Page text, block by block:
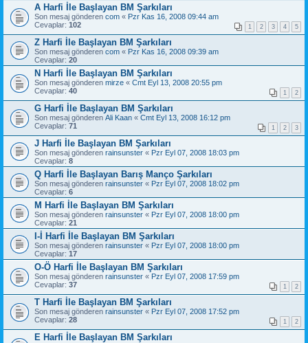
A Harfi İle Başlayan BM Şarkıları
Son mesaj gönderen com « Pzr Kas 16, 2008 09:44 am
Cevaplar: 102 1 2 3 4 5
Z Harfi İle Başlayan BM Şarkıları
Son mesaj gönderen com « Pzr Kas 16, 2008 09:39 am
Cevaplar: 20
N Harfi İle Başlayan BM Şarkıları
Son mesaj gönderen mirze « Cmt Eyl 13, 2008 20:55 pm
Cevaplar: 40 1 2
G Harfi İle Başlayan BM Şarkıları
Son mesaj gönderen Ali Kaan « Cmt Eyl 13, 2008 16:12 pm
Cevaplar: 71 1 2 3
J Harfi İle Başlayan BM Şarkıları
Son mesaj gönderen rainsunster « Pzr Eyl 07, 2008 18:03 pm
Cevaplar: 8
Q Harfi İle Başlayan Barış Manço Şarkıları
Son mesaj gönderen rainsunster « Pzr Eyl 07, 2008 18:02 pm
Cevaplar: 6
M Harfi İle Başlayan BM Şarkıları
Son mesaj gönderen rainsunster « Pzr Eyl 07, 2008 18:00 pm
Cevaplar: 21
I-İ Harfi İle Başlayan BM Şarkıları
Son mesaj gönderen rainsunster « Pzr Eyl 07, 2008 18:00 pm
Cevaplar: 17
O-Ö Harfi İle Başlayan BM Şarkıları
Son mesaj gönderen rainsunster « Pzr Eyl 07, 2008 17:59 pm
Cevaplar: 37 1 2
T Harfi İle Başlayan BM Şarkıları
Son mesaj gönderen rainsunster « Pzr Eyl 07, 2008 17:52 pm
Cevaplar: 28 1 2
E Harfi İle Başlayan BM Şarkıları